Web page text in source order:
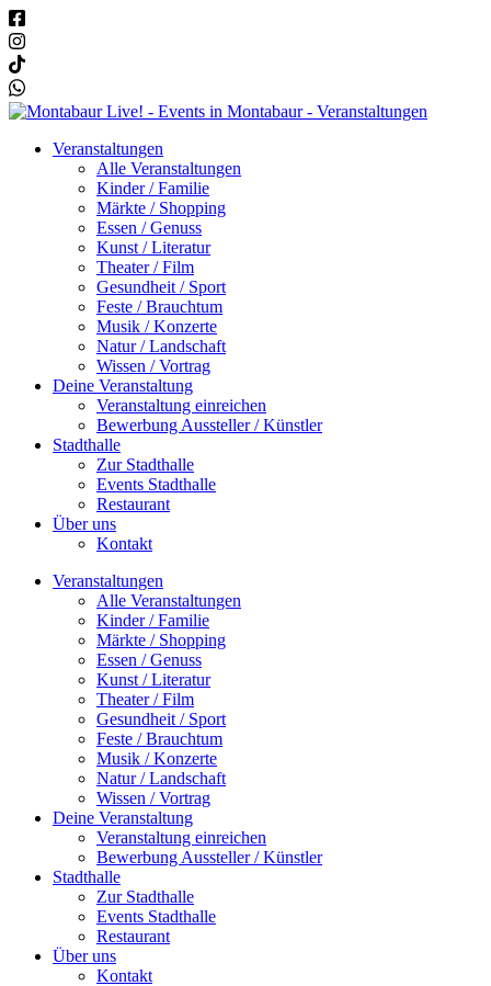
Veranstaltungen
Alle Veranstaltungen
Kinder / Familie
Märkte / Shopping
Essen / Genuss
Kunst / Literatur
Theater / Film
Gesundheit / Sport
Feste / Brauchtum
Musik / Konzerte
Natur / Landschaft
Wissen / Vortrag
Deine Veranstaltung
Veranstaltung einreichen
Bewerbung Aussteller / Künstler
Stadthalle
Zur Stadthalle
Events Stadthalle
Restaurant
Über uns
Kontakt
Veranstaltungen
Alle Veranstaltungen
Kinder / Familie
Märkte / Shopping
Essen / Genuss
Kunst / Literatur
Theater / Film
Gesundheit / Sport
Feste / Brauchtum
Musik / Konzerte
Natur / Landschaft
Wissen / Vortrag
Deine Veranstaltung
Veranstaltung einreichen
Bewerbung Aussteller / Künstler
Stadthalle
Zur Stadthalle
Events Stadthalle
Restaurant
Über uns
Kontakt